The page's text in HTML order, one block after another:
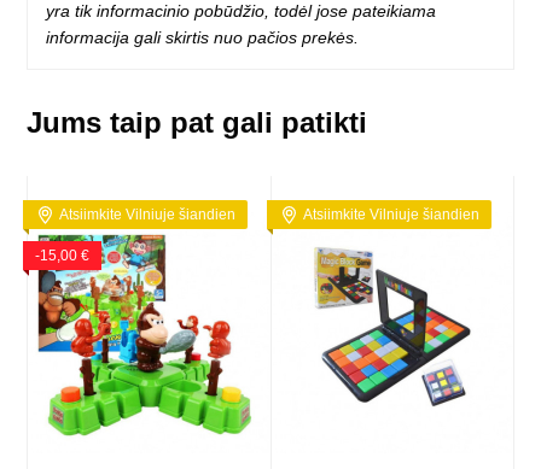
yra tik informacinio pobūdžio, todėl jose pateikiama
informacija gali skirtis nuo pačios prekės.
Jums taip pat gali patikti
Atsiimkite Vilniuje šiandien
-15,00 €
Atsiimkite Vilniuje šiandien